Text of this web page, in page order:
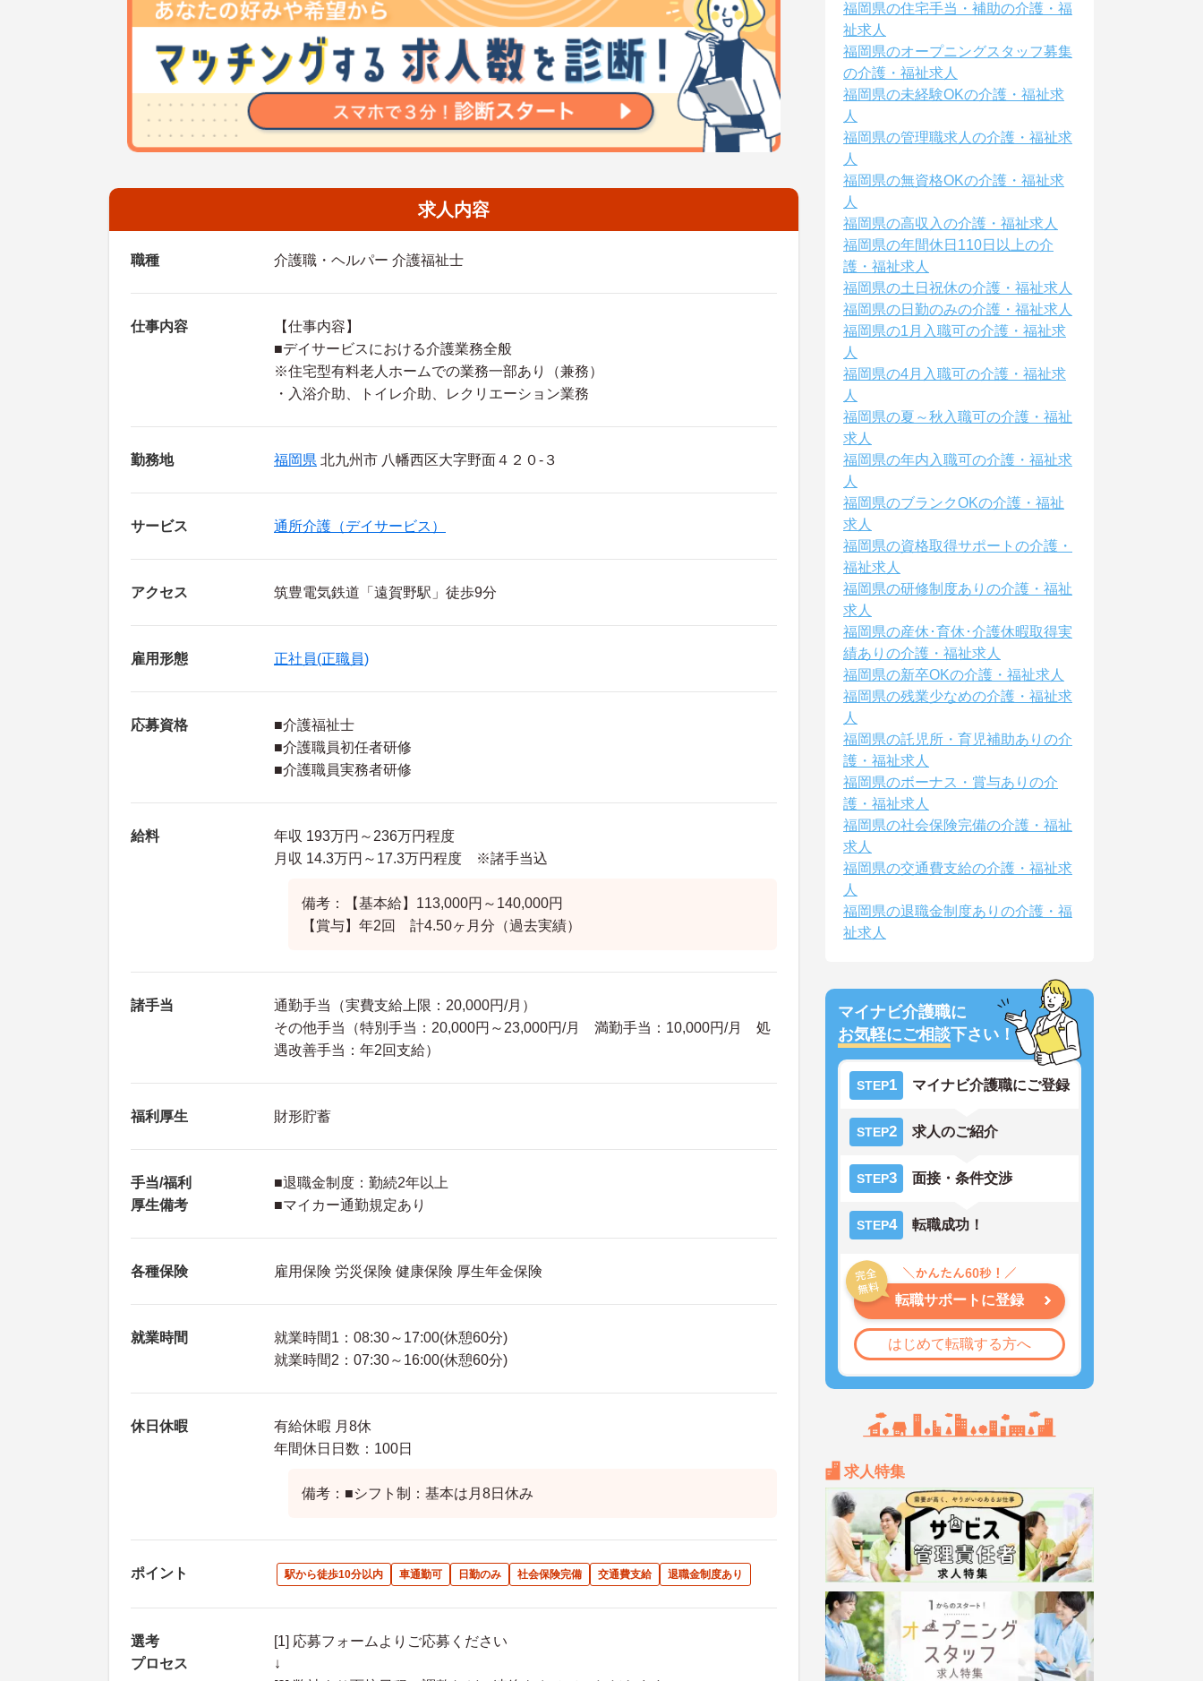
求人内容
職種 介護職・ヘルパー 介護福祉士
仕事内容
【仕事内容】
■デイサービスにおける介護業務全般
※住宅型有料老人ホームでの業務一部あり（兼務）
・入浴介助、トイレ介助、レクリエーション業務
勤務地 福岡県 北九州市 八幡西区大字野面４２０-３
サービス 通所介護（デイサービス）
アクセス 筑豊電気鉄道「遠賀野駅」徒歩9分
雇用形態 正社員(正職員)
応募資格
■介護福祉士
■介護職員初任者研修
■介護職員実務者研修
給料
年収 193万円～236万円程度
月収 14.3万円～17.3万円程度 ※諸手当込
備考：【基本給】113,000円～140,000円
【賞与】年2回 計4.50ヶ月分（過去実績）
諸手当
通勤手当（実費支給上限：20,000円/月）
その他手当（特別手当：20,000円～23,000円/月 満勤手当：10,000円/月 処
遇改善手当：年2回支給）
福利厚生 財形貯蓄
手当/福利
厚生備考
■退職金制度：勤続2年以上
■マイカー通勤規定あり
各種保険 雇用保険 労災保険 健康保険 厚生年金保険
就業時間
就業時間1：08:30～17:00(休憩60分)
就業時間2：07:30～16:00(休憩60分)
休日休暇
有給休暇 月8休
年間休日日数：100日
備考：■シフト制：基本は月8日休み
ポイント 駅から徒歩10分以内 車通勤可 日勤のみ 社会保険完備 交通費支給 退職金制度あり
選考
プロセス
[1] 応募フォームよりご応募ください
↓
福岡県の住宅手当・補助の介護・福
祉求人
福岡県のオープニングスタッフ募集
の介護・福祉求人
福岡県の未経験OKの介護・福祉求
人
福岡県の管理職求人の介護・福祉求
人
福岡県の無資格OKの介護・福祉求
人
福岡県の高収入の介護・福祉求人
福岡県の年間休日110日以上の介
護・福祉求人
福岡県の土日祝休の介護・福祉求人
福岡県の日勤のみの介護・福祉求人
福岡県の1月入職可の介護・福祉求
人
福岡県の4月入職可の介護・福祉求
人
福岡県の夏～秋入職可の介護・福祉
求人
福岡県の年内入職可の介護・福祉求
人
福岡県のブランクOKの介護・福祉
求人
福岡県の資格取得サポートの介護・
福祉求人
福岡県の研修制度ありの介護・福祉
求人
福岡県の産休･育休･介護休暇取得実
績ありの介護・福祉求人
福岡県の新卒OKの介護・福祉求人
福岡県の残業少なめの介護・福祉求
人
福岡県の託児所・育児補助ありの介
護・福祉求人
福岡県のボーナス・賞与ありの介
護・福祉求人
福岡県の社会保険完備の介護・福祉
求人
福岡県の交通費支給の介護・福祉求
人
福岡県の退職金制度ありの介護・福
祉求人
マイナビ介護職に
お気軽にご相談下さい！
STEP1 マイナビ介護職にご登録
STEP2 求人のご紹介
STEP3 面接・条件交渉
STEP4 転職成功！
転職サポートに登録
はじめて転職する方へ
求人特集